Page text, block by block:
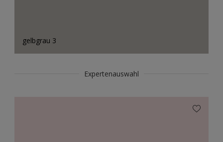
gelbgrau 3
Expertenauswahl